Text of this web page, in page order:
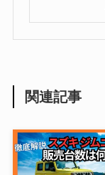
関連記事